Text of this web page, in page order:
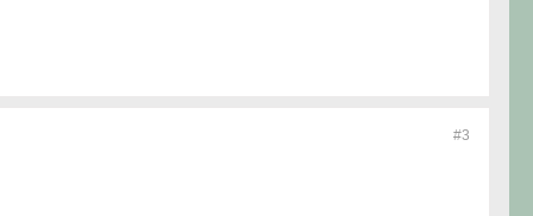
#3